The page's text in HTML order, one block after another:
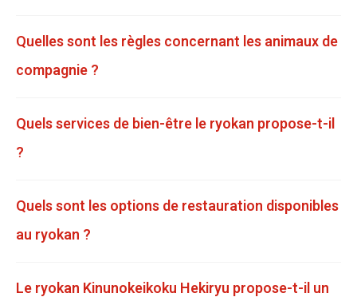
Quelles sont les règles concernant les animaux de
compagnie ?
Quels services de bien-être le ryokan propose-t-il
?
Quels sont les options de restauration disponibles
au ryokan ?
Le ryokan Kinunokeikoku Hekiryu propose-t-il un